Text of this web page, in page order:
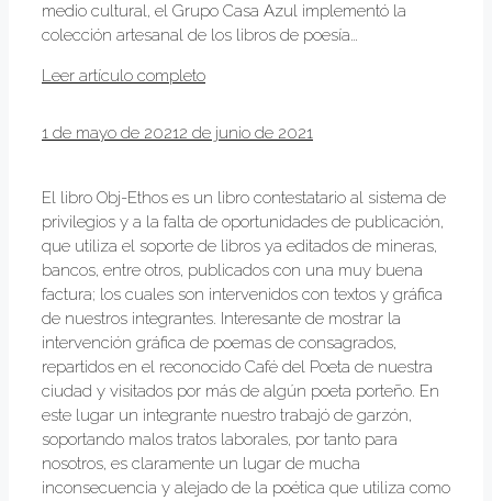
medio cultural, el Grupo Casa Azul implementó la
colección artesanal de los libros de poesía…
Leer artículo completo
1 de mayo de 20212 de junio de 2021
El libro Obj-Ethos es un libro contestatario al sistema de
privilegios y a la falta de oportunidades de publicación,
que utiliza el soporte de libros ya editados de mineras,
bancos, entre otros, publicados con una muy buena
factura; los cuales son intervenidos con textos y gráfica
de nuestros integrantes. Interesante de mostrar la
intervención gráfica de poemas de consagrados,
repartidos en el reconocido Café del Poeta de nuestra
ciudad y visitados por más de algún poeta porteño. En
este lugar un integrante nuestro trabajó de garzón,
soportando malos tratos laborales, por tanto para
nosotros, es claramente un lugar de mucha
inconsecuencia y alejado de la poética que utiliza como